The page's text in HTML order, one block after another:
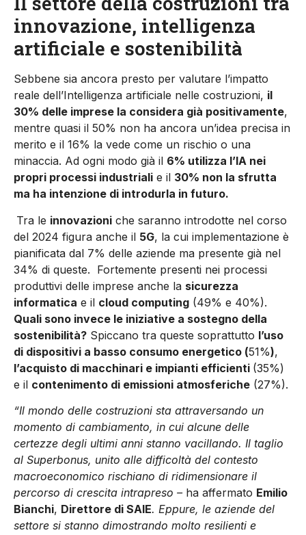
innovazione, intelligenza
artificiale e sostenibilità
Sebbene sia ancora presto per valutare l’impatto
reale dell’Intelligenza artificiale nelle costruzioni, il
30% delle imprese la considera già positivamente,
mentre quasi il 50% non ha ancora un’idea precisa in
merito e il 16% la vede come un rischio o una
minaccia. Ad ogni modo già il 6% utilizza l’IA nei
propri processi industriali e il 30% non la sfrutta
ma ha intenzione di introdurla in futuro.
Tra le innovazioni che saranno introdotte nel corso
del 2024 figura anche il 5G, la cui implementazione è
pianificata dal 7% delle aziende ma presente già nel
34% di queste. Fortemente presenti nei processi
produttivi delle imprese anche la sicurezza
informatica e il cloud computing (49% e 40%).
Quali sono invece le iniziative a sostegno della
sostenibilità? Spiccano tra queste soprattutto l’uso
di dispositivi a basso consumo energetico (51%),
l’acquisto di macchinari e impianti efficienti (35%)
e il contenimento di emissioni atmosferiche (27%).
“Il mondo delle costruzioni sta attraversando un
momento di cambiamento, in cui alcune delle
certezze degli ultimi anni stanno vacillando. Il taglio
al Superbonus, unito alle difficoltà del contesto
macroeconomico rischiano di ridimensionare il
percorso di crescita intrapreso – ha affermato Emilio
Bianchi, Direttore di SAIE. Eppure, le aziende del
settore si stanno dimostrando molto resilienti e